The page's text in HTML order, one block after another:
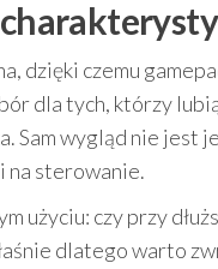
dzięki czemu
dla tych, którzy
Sam wygląd nie jest
na sterowanie.
użyciu: czy przy
dlatego warto